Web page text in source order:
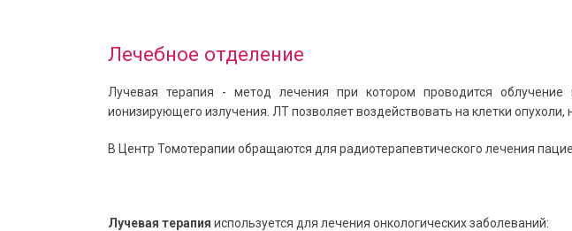
Лечебное отделение
Лучевая терапия - метод лечения при котором проводится облучение
ионизирующего излучения. ЛТ позволяет воздействовать на клетки
В Центр Томотерапии обращаются для радиотерапевтического лечения
Лучевая терапия используется для лечения онкологических заболеваний: